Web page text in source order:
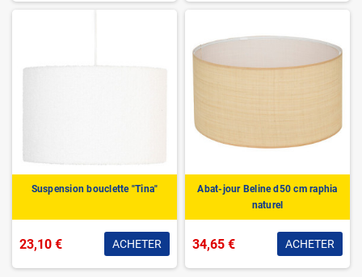
Suspension bouclette "Tina"
23,10 € ACHETER
Abat-jour Beline d50 cm raphia
naturel
34,65 € ACHETER